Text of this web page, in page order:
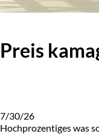
Preis
7/30/26
Hochprozentiges was